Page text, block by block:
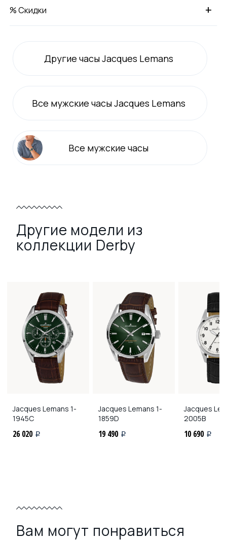
+
% Скидки
Другие часы Jacques Lemans
Все мужские часы Jacques Lemans
Все мужские часы
Другие модели из
коллекции Derby
Jacques Lemans 1-
1945C
26 020 i
Jacques Lemans 1-
1859D
19 490 i
Jacques
2005B
10 690 i
Вам могут понравиться